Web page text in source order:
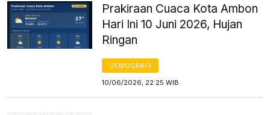
Prakiraan Cuaca Kota Ambon
Hari Ini 10 Juni 2026, Hujan
Ringan
DEMOGRAFI
10/06/2026, 22:25 WIB